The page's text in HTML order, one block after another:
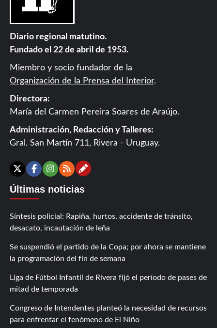
Diario regional matutino.
Fundado el 22 de abril de 1953.
Miembro y socio fundador de la
Organización de la Prensa del Interior.
Directora:
María del Carmen Pereira Soares de Araújo.
Administración, Redacción y Talleres:
Gral. San Martín 711, Rivera - Uruguay.
X Facebook
Instagram
RSSContáctanos
Últimas noticias
Síntesis policial: Rapiña, hurtos, accidente de tránsito,
desacato, incautación de leña
Se suspendió el partido de la Copa; por ahora se mantiene
la programación del fin de semana
Liga de Fútbol Infantil de Rivera fijó el período de pases de
mitad de temporada
Congreso de Intendentes planteó la necesidad de recursos
para enfrentar el fenómeno de El Niño